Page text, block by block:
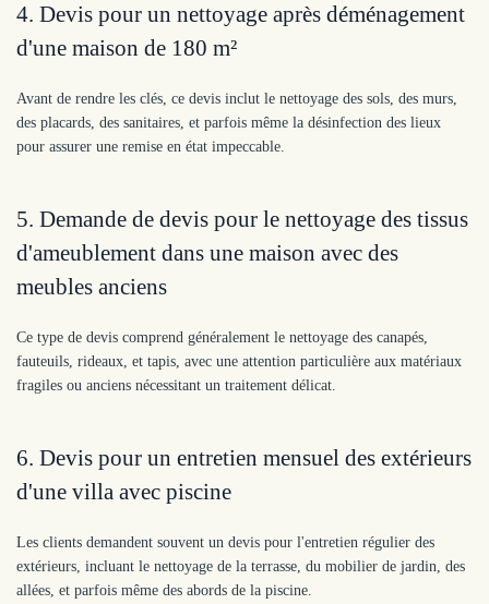
4. Devis pour un nettoyage après déménagement
d'une maison de 180 m²
Avant de rendre les clés, ce devis inclut le nettoyage des sols, des murs,
des placards, des sanitaires, et parfois même la désinfection des lieux
pour assurer une remise en état impeccable.
5. Demande de devis pour le nettoyage des tissus
d'ameublement dans une maison avec des
meubles anciens
Ce type de devis comprend généralement le nettoyage des canapés,
fauteuils, rideaux, et tapis, avec une attention particulière aux matériaux
fragiles ou anciens nécessitant un traitement délicat.
6. Devis pour un entretien mensuel des extérieurs
d'une villa avec piscine
Les clients demandent souvent un devis pour l'entretien régulier des
extérieurs, incluant le nettoyage de la terrasse, du mobilier de jardin, des
allées, et parfois même des abords de la piscine.